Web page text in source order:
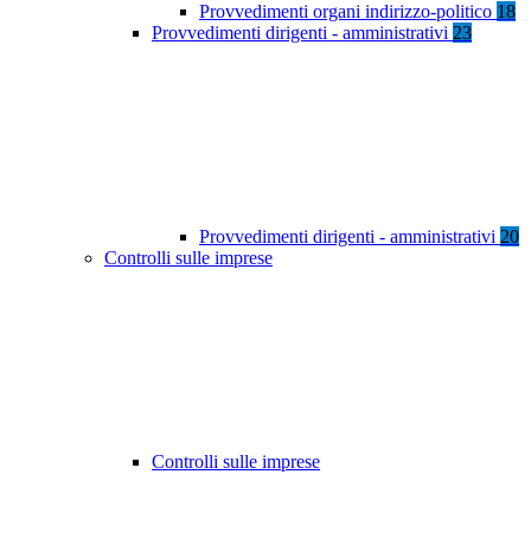
Provvedimenti organi indirizzo-politico 18
Provvedimenti dirigenti - amministrativi 23
Provvedimenti dirigenti - amministrativi 20
Controlli sulle imprese
Controlli sulle imprese